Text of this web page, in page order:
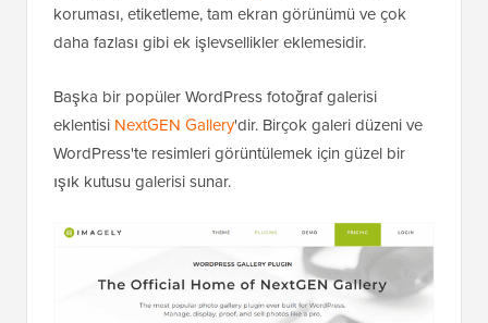
koruması, etiketleme, tam ekran görünümü ve çok
daha fazlası gibi ek işlevsellikler eklemesidir.
Başka bir popüler WordPress fotoğraf galerisi
eklentisi NextGEN Gallery'dir. Birçok galeri düzeni ve
WordPress'te resimleri görüntülemek için güzel bir
ışık kutusu galerisi sunar.